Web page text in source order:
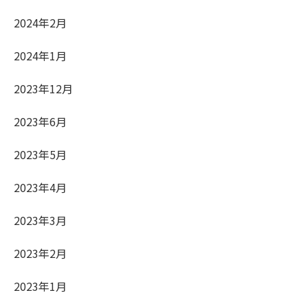
2024年2月
2024年1月
2023年12月
2023年6月
2023年5月
2023年4月
2023年3月
2023年2月
2023年1月